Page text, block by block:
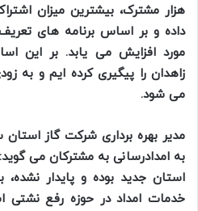
هزار مشترک، بیشترین میزان
زاهدان را پیگیری کرده ایم و به
می شود.
مدیر بهره برداری شرکت گاز
به امدادرسانی به مشترکان می
استان جدید بوده و پایدار نشده،
خدمات امداد در حوزه رفع